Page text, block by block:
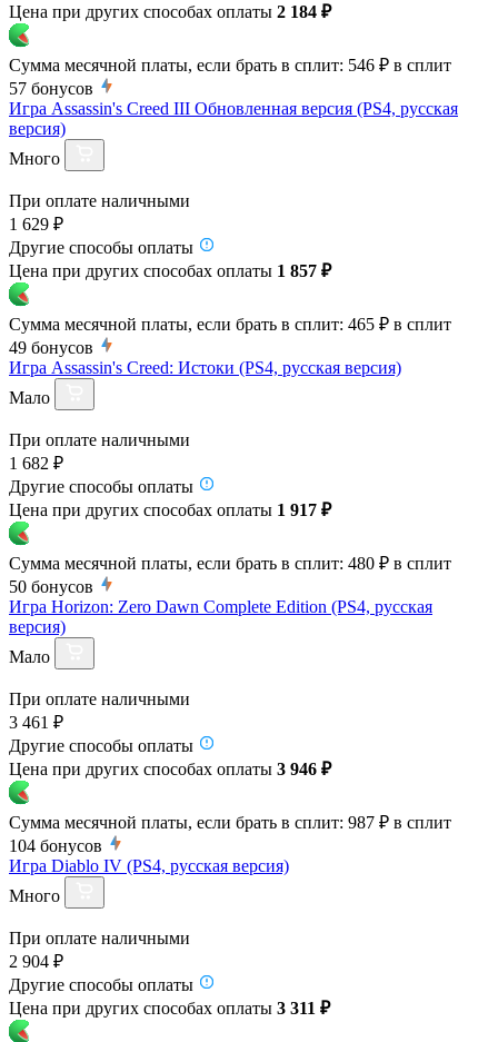
Цена при других способах оплаты 2 184 ₽
Сумма месячной платы, если брать в сплит: 546 ₽ в сплит
57 бонусов
Игра Assassin's Creed III Обновленная версия (PS4, русская
версия)
Много
При оплате наличными
1 629 ₽
Другие способы оплаты
Цена при других способах оплаты 1 857 ₽
Сумма месячной платы, если брать в сплит: 465 ₽ в сплит
49 бонусов
Игра Assassin's Creed: Истоки (PS4, русская версия)
Мало
При оплате наличными
1 682 ₽
Другие способы оплаты
Цена при других способах оплаты 1 917 ₽
Сумма месячной платы, если брать в сплит: 480 ₽ в сплит
50 бонусов
Игра Horizon: Zero Dawn Complete Edition (PS4, русская
версия)
Мало
При оплате наличными
3 461 ₽
Другие способы оплаты
Цена при других способах оплаты 3 946 ₽
Сумма месячной платы, если брать в сплит: 987 ₽ в сплит
104 бонусов
Игра Diablo IV (PS4, русская версия)
Много
При оплате наличными
2 904 ₽
Другие способы оплаты
Цена при других способах оплаты 3 311 ₽